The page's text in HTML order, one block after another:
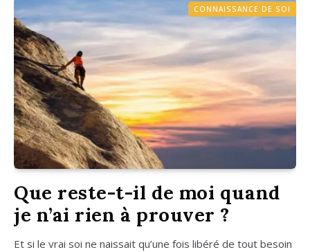
CONNAISSANCE DE SOI
Que reste-t-il de moi quand
je n’ai rien à prouver ?
Et si le vrai soi ne nais­sait qu’une fois libé­ré de tout besoin